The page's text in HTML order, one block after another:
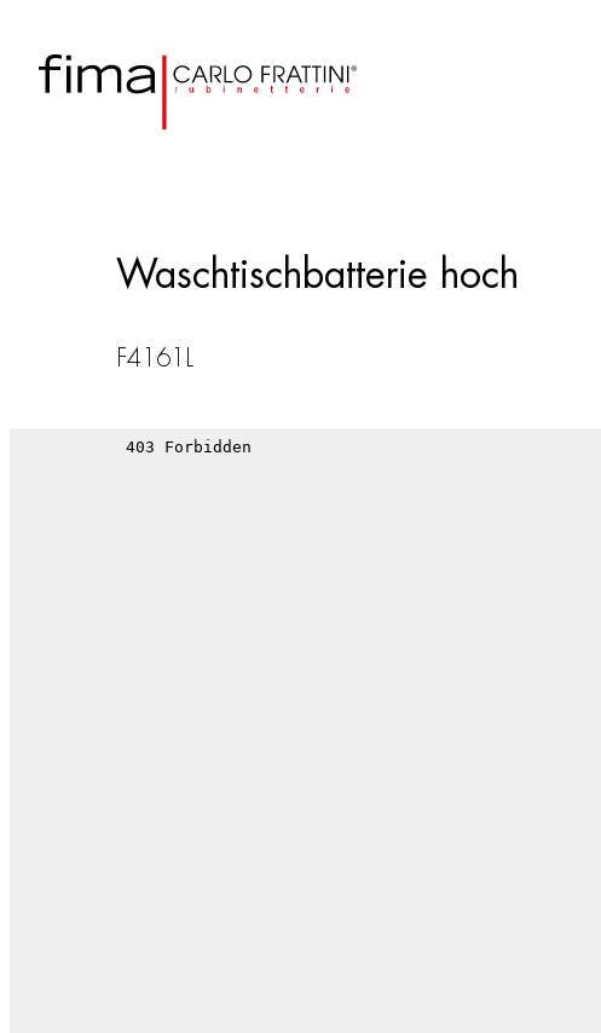
Waschtischbatterie hoch
F4161L